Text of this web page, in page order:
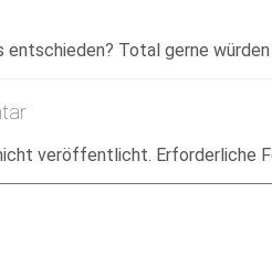
entschieden? Total gerne
veröffentlicht. Erforderliche